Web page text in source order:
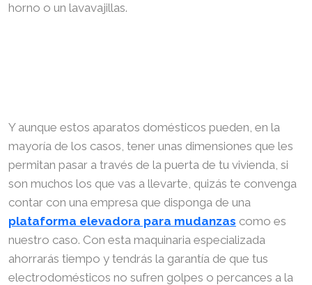
horno o un lavavajillas.
Y aunque estos aparatos domésticos pueden, en la
mayoría de los casos, tener unas dimensiones que les
permitan pasar a través de la puerta de tu vivienda, si
son muchos los que vas a llevarte, quizás te convenga
contar con una empresa que disponga de una
plataforma elevadora para mudanzas como es
nuestro caso. Con esta maquinaria especializada
ahorrarás tiempo y tendrás la garantía de que tus
electrodomésticos no sufren golpes o percances a la